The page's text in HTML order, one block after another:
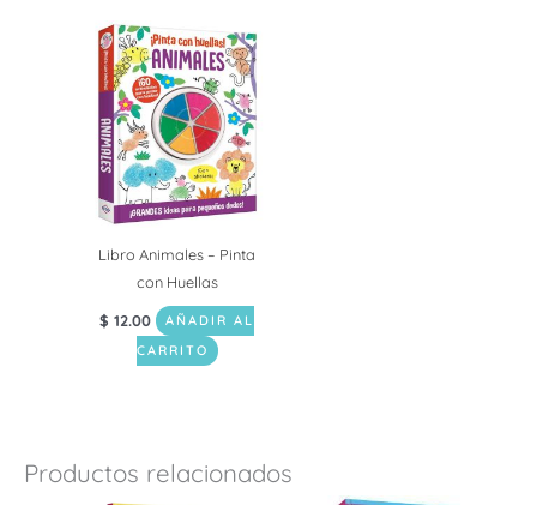
Libro Animales – Pinta
con Huellas
$ 12.00
AÑADIR AL
CARRITO
Productos relacionados